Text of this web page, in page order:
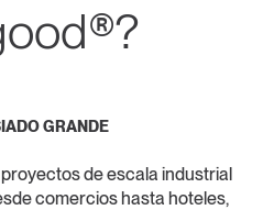
GRANDE
de escala industrial
comercios hasta hoteles,